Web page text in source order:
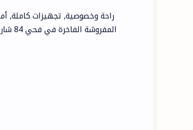
راحة وخصوصية, تجهيزات كاملة,
المفروشة الفاخرة في فحي 84 شارع الوكاله اليوم!